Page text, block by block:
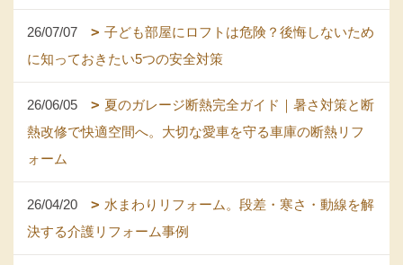
26/07/07
子ども部屋にロフトは危険？後悔しないため
に知っておきたい5つの安全対策
26/06/05
夏のガレージ断熱完全ガイド｜暑さ対策と断
熱改修で快適空間へ。大切な愛車を守る車庫の断熱リフ
ォーム
26/04/20
水まわりリフォーム。段差・寒さ・動線を解
決する介護リフォーム事例